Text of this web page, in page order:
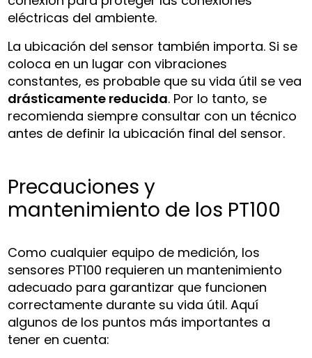
eléctricas del ambiente.
La ubicación del sensor también importa. Si se
coloca en un lugar con vibraciones
constantes, es probable que su vida útil se vea
drásticamente reducida. Por lo tanto, se
recomienda siempre consultar con un técnico
antes de definir la ubicación final del sensor.
Precauciones y
mantenimiento de los PT100
Como cualquier equipo de medición, los
sensores PT100 requieren un mantenimiento
adecuado para garantizar que funcionen
correctamente durante su vida útil. Aquí
algunos de los puntos más importantes a
tener en cuenta: